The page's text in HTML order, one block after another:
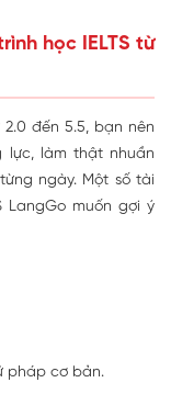
học IELTS từ
đến 5.5, bạn nên
lực, làm thật nhuần
ngày. Một số tài
LangGo muốn gợi ý
pháp cơ bản.